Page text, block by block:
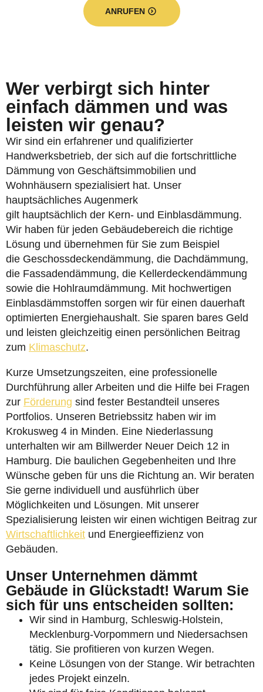
ANRUFEN
Wer verbirgt sich hinter
einfach dämmen und was
leisten wir genau?
Wir sind ein erfahrener und qualifizierter
Handwerksbetrieb, der sich auf die fortschrittliche
Dämmung von Geschäftsimmobilien und
Wohnhäusern spezialisiert hat. Unser
hauptsächliches Augenmerk
gilt hauptsächlich der Kern- und Einblasdämmung.
Wir haben für jeden Gebäudebereich die richtige
Lösung und übernehmen für Sie zum Beispiel
die Geschossdeckendämmung, die Dachdämmung,
die Fassadendämmung, die Kellerdeckendämmung
sowie die Hohlraumdämmung. Mit hochwertigen
Einblasdämmstoffen sorgen wir für einen dauerhaft
optimierten Energiehaushalt. Sie sparen bares Geld
und leisten gleichzeitig einen persönlichen Beitrag
zum Klimaschutz.
Kurze Umsetzungszeiten, eine professionelle
Durchführung aller Arbeiten und die Hilfe bei Fragen
zur Förderung sind fester Bestandteil unseres
Portfolios. Unseren Betriebssitz haben wir im
Krokusweg 4 in Minden. Eine Niederlassung
unterhalten wir am Billwerder Neuer Deich 12 in
Hamburg. Die baulichen Gegebenheiten und Ihre
Wünsche geben für uns die Richtung an. Wir beraten
Sie gerne individuell und ausführlich über
Möglichkeiten und Lösungen. Mit unserer
Spezialisierung leisten wir einen wichtigen Beitrag zur
Wirtschaftlichkeit und Energieeffizienz von
Gebäuden.
Unser Unternehmen dämmt
Gebäude in Glückstadt! Warum Sie
sich für uns entscheiden sollten:
Wir sind in Hamburg, Schleswig-Holstein,
Mecklenburg-Vorpommern und Niedersachsen
tätig. Sie profitieren von kurzen Wegen.
Keine Lösungen von der Stange. Wir betrachten
jedes Projekt einzeln.